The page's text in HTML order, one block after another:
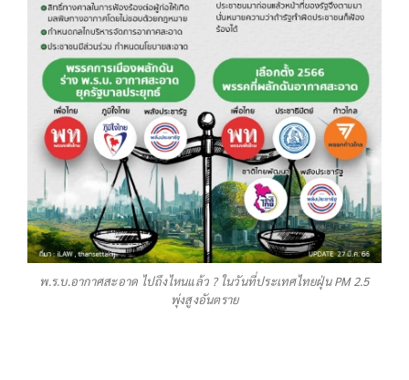
พ.ร.บ.อากาศสะอาด ไปถึงไหนแล้ว ? ในวันที่ประเทศไทยฝุ่น PM 2.5
พุ่งสูงอันตราย